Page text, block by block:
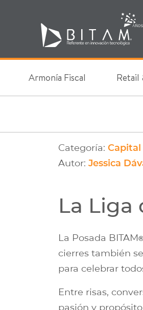
Armonía Fiscal Retail
Categoría:
Autor: Jessica
La Liga
La Posada BITAM®︎
cierres también
para celebrar
Entre risas,
pasión y